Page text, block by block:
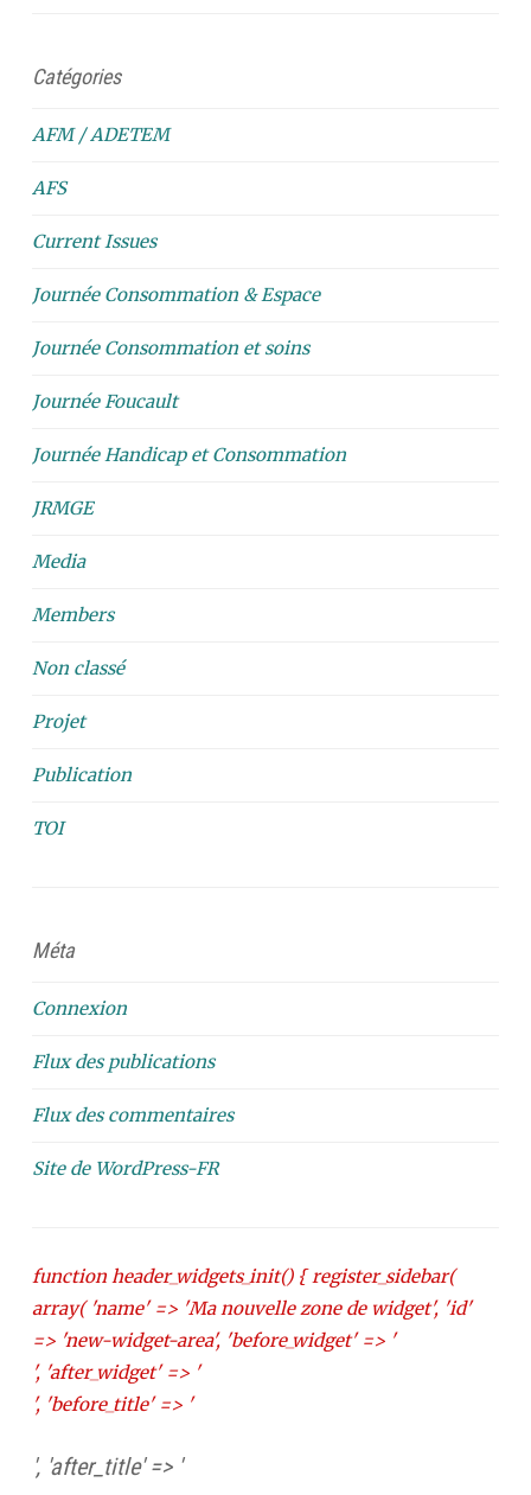
Catégories
AFM / ADETEM
AFS
Current Issues
Journée Consommation & Espace
Journée Consommation et soins
Journée Foucault
Journée Handicap et Consommation
JRMGE
Media
Members
Non classé
Projet
Publication
TOI
Méta
Connexion
Flux des publications
Flux des commentaires
Site de WordPress-FR
function header_widgets_init() { register_sidebar(
array( 'name' => 'Ma nouvelle zone de widget', 'id'
=> 'new-widget-area', 'before_widget' => '
', 'after_widget' => '
', 'before_title' => '
', 'after_title' => '